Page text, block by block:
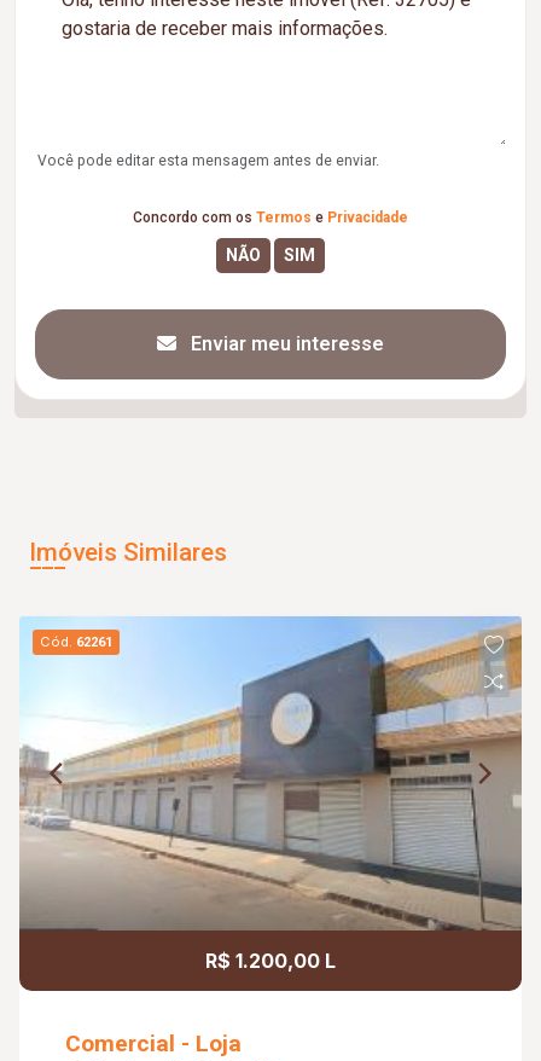
Você pode editar esta mensagem antes de enviar.
Concordo com os Termos e Privacidade
Enviar meu interesse
Imóveis Similares
Cód. 62261
R$ 1.200,00 L
Comercial - Loja